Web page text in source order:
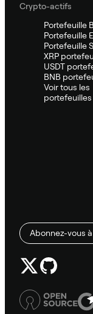
Crypto-actifs
Portefeuille
Portefeuille
Portefeuille
XRP
USDT
BNB
Voir tous les
portefeuilles
Abonnez-vous